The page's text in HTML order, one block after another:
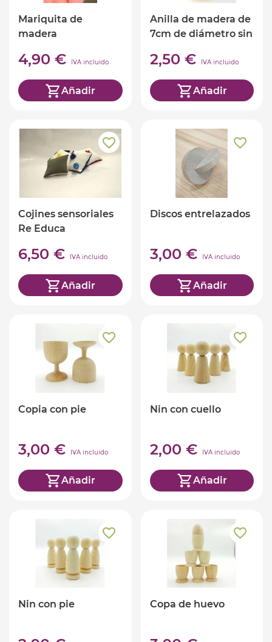
Mariquita de
madera
4,90 € IVA incluido
Añadir
Anilla de madera de
7cm de diámetro sin
2,50 € IVA incluido
Añadir
Cojines sensoriales
Re Educa
6,50 € IVA incluido
Añadir
Discos entrelazados
3,00 € IVA incluido
Añadir
Copia con pie
3,00 € IVA incluido
Añadir
Nin con cuello
2,00 € IVA incluido
Añadir
Nin con pie Copa de huevo